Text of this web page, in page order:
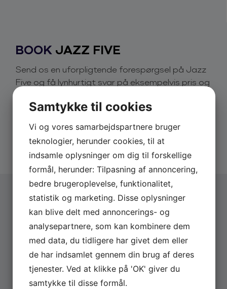
virkelig forstår at skabe en skøn stemning til
Jazz Five tager publikum med til nutidens New
grooves, blues, shuffle og jazz’n’roll. Bandet er en
inviterer med til Mardi Gras i New Orleans og leverer
et show i topklasse.
Jazz Five har siden 1996 spillet mere end 1000
koncerter over det meste af verden til festivaler og
på jazzklubber og andre spillesteder. Med to
saxofoner i front, energisk rytmegruppe, stærkt
overophedet blues piano og syngende
trommeslager, leveres musikken med en sjældent set
indlevelse og overbevisning.
Book Jazz Five
Book en koncert med Jazz Five ved at udfylde
Forespørgsels-skemaet i højre side.
BOOK JAZZ FIVE
Send os en uforpligtende forespørgsel på Jazz
Five og få lynhurtigt svar på eksempelvis pris og
Derfor skal du booke via os:
Hurtigt svar på forespørgsler
20 års erfaring med booking
Altid uforpligtende forespørgsel
Vælg arrangementstype *
Firma
Privat
Firmanavn
Samtykke til cookies
Vi og vores samarbejdspartnere bruger
teknologier, herunder cookies, til at
indsamle oplysninger om dig til forskellige
formål, herunder: Tilpasning af annoncering,
bedre brugeroplevelse, funktionalitet,
statistik og marketing. Disse oplysninger
kan blive delt med annoncerings- og
analysepartnere, som kan kombinere dem
med data, du tidligere har givet dem eller
de har indsamlet gennem din brug af deres
tjenester. Ved at klikke på 'OK' giver du
samtykke til disse formål.